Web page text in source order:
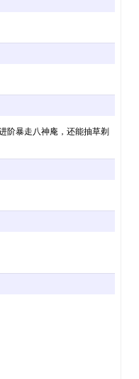
阶暴走八神庵，还能抽草剃